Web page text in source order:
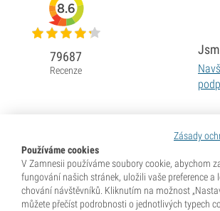
Zásady
Používáme cookies
V Zamnesii používáme soubory cookie, abychom
fungování našich stránek, uložili vaše preference a
chování návštěvníků. Kliknutím na možnost
můžete přečíst podrobnosti o jednotlivých typech
8.6
79687
Recenze